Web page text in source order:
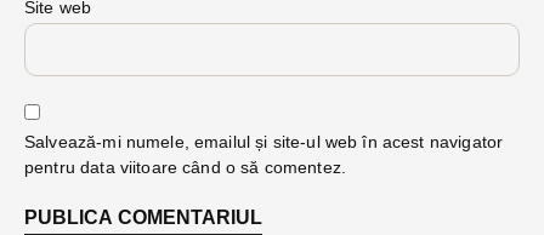
Site web
Salvează-mi numele, emailul și site-ul web în acest navigator
pentru data viitoare când o să comentez.